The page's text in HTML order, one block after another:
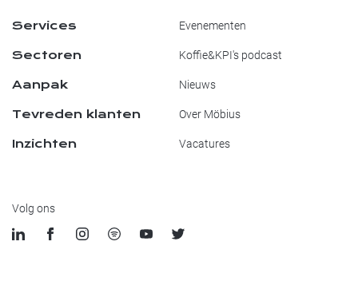
Services
Sectoren
Aanpak
Tevreden klanten
Inzichten
Evenementen
Koffie&KPI's podcast
Nieuws
Over Möbius
Vacatures
Volg ons